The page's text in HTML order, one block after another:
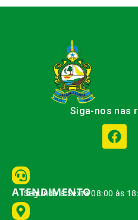
Siga-nos nas
ATENDIMENTO
Segunda à Sexta 08:00 às